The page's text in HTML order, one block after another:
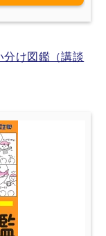
分け図鑑（講談